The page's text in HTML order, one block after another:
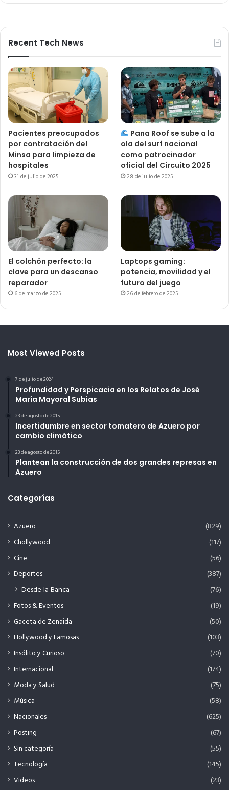
Recent Tech News
Pacientes preocupados
por contratación del
Minsa para limpieza de
hospitales
31 de julio de 2025
Pana Roof se sube a la
ola del surf nacional
como patrocinador
oficial del Circuito 2025
28 de julio de 2025
El colchón perfecto: la
clave para un descanso
reparador
6 de marzo de 2025
Laptops gaming:
potencia, movilidad y el
futuro del juego
26 de febrero de 2025
Most Viewed Posts
7 de julio de 2024
Profundidad y Perspicacia en los Relatos de José
María Mayoral Subias
23 de agosto de 2015
Incertidumbre en sector tomatero de Azuero por
cambio climático
23 de agosto de 2015
Plantean la construcción de dos grandes represas en
Azuero
Categorías
Azuero
(829)
Chollywood
(117)
Cine
(56)
Deportes
(387)
Desde la Banca (76)
Fotos & Eventos
(19)
Gaceta de Zenaida
(50)
Hollywood y Famosas
(103)
Insólito y Curioso
(70)
Internacional
(174)
Moda y Salud
(75)
Música
(58)
Nacionales
(625)
Posting
(67)
Sin categoría
(55)
Tecnología
(145)
Videos
(23)